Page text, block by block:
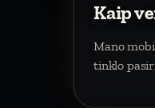
Kaip
Mano
tinklo